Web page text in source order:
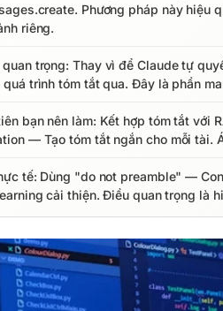
Phương pháp này hiệu
riêng.
trọng: Thay vì để Claude tự
quá trình tóm tắt qua. Đây là phần
bạn nên làm: Kết hợp tóm tắt với
— Tạo tóm tắt ngắn cho mỗi tài.
tế: Dùng "do not preamble" —
cải thiện. Điều quan trọng là